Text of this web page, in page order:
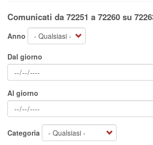
Comunicati da 72251 a 72260 su
Anno
Dal giorno
Al giorno
Categoria